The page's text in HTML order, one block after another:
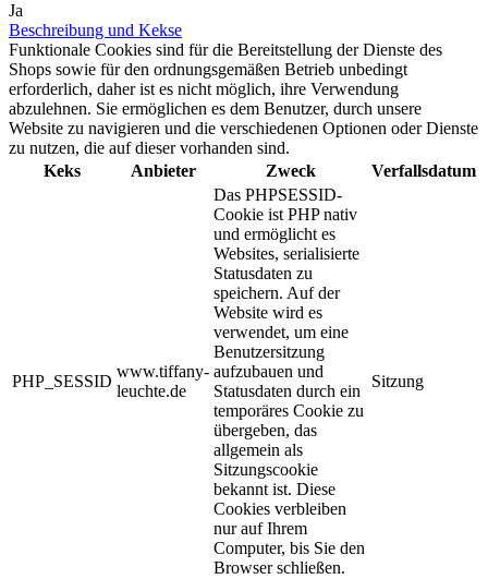
Ja
Beschreibung und Kekse
Funktionale Cookies sind für die Bereitstellung der Dienste des
Shops sowie für den ordnungsgemäßen Betrieb unbedingt
erforderlich, daher ist es nicht möglich, ihre Verwendung
abzulehnen. Sie ermöglichen es dem Benutzer, durch unsere
Website zu navigieren und die verschiedenen Optionen oder Dienste
zu nutzen, die auf dieser vorhanden sind.
Keks
Anbieter Zweck Verfallsdatum
PHP_SESSID
www.tiffany-
leuchte.de
Das PHPSESSID-
Cookie ist PHP nativ
und ermöglicht es
Websites, serialisierte
Statusdaten zu
speichern. Auf der
Website wird es
verwendet, um eine
Benutzersitzung
aufzubauen und
Statusdaten durch ein
temporäres Cookie zu
übergeben, das
allgemein als
Sitzungscookie
bekannt ist. Diese
Cookies verbleiben
nur auf Ihrem
Computer, bis Sie den
Browser schließen.
Sitzung